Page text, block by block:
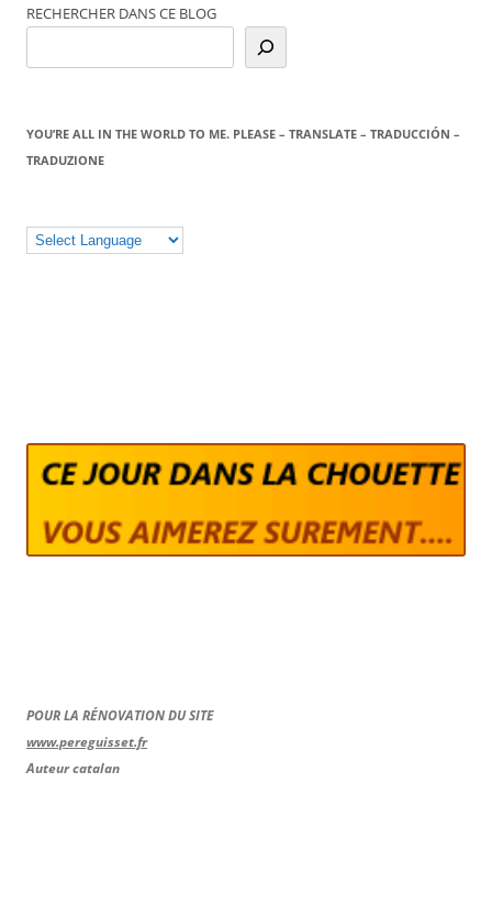
RECHERCHER DANS CE BLOG
YOU’RE ALL IN THE WORLD TO ME. PLEASE – TRANSLATE – TRADUCCIÓN –
TRADUZIONE
POUR LA RÉNOVATION DU SITE
www.pereguisset.fr
Auteur catalan